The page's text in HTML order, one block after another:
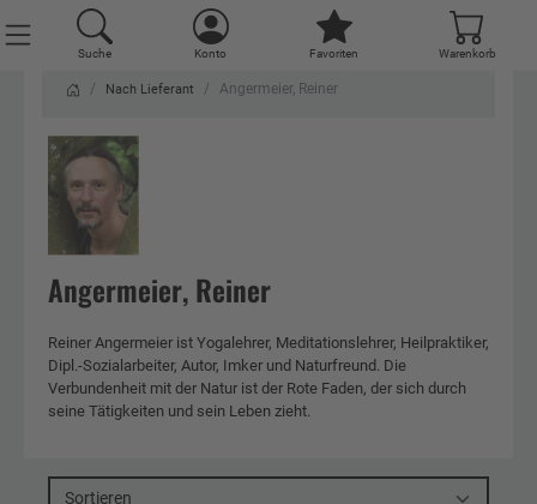
Suche Konto Favoriten Warenkorb
Nach Lieferant Angermeier, Reiner
Angermeier, Reiner
Reiner Angermeier ist Yogalehrer, Meditationslehrer, Heilpraktiker,
Dipl.-Sozialarbeiter, Autor, Imker und Naturfreund. Die
Verbundenheit mit der Natur ist der Rote Faden, der sich durch
seine Tätigkeiten und sein Leben zieht.
Sortieren